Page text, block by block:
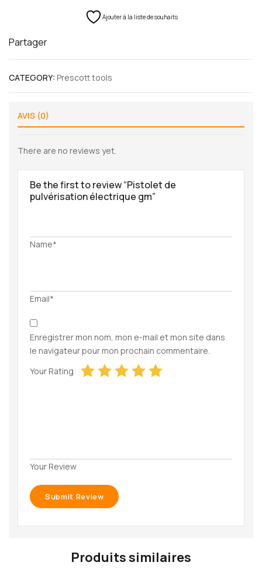
Ajouter à la liste de souhaits
Partager
CATEGORY: Prescott tools
AVIS (0)
There are no reviews yet.
Be the first to review “Pistolet de
pulvérisation électrique gm”
Name*
Email*
Enregistrer mon nom, mon e-mail et mon site dans
le navigateur pour mon prochain commentaire.
Your Rating
Your Review
Produits similaires